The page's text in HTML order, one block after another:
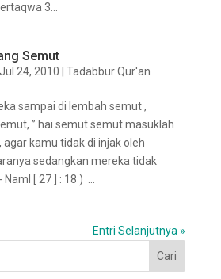
3...
Semut
Jul 24, 2010 Tadabbur Qur'an
sampai di lembah semut ,
” hai semut semut masuklah
kamu tidak di injak oleh
sedangkan mereka tidak
[ 27 ] : 18 ) ...
Entri Selanjutnya »